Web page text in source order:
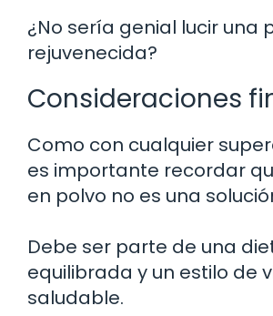
¿No sería genial lucir una
rejuvenecida?
Consideraciones
Como con cualquier
es importante recordar
en polvo no es una
Debe ser parte de una
equilibrada y un estilo de
saludable.